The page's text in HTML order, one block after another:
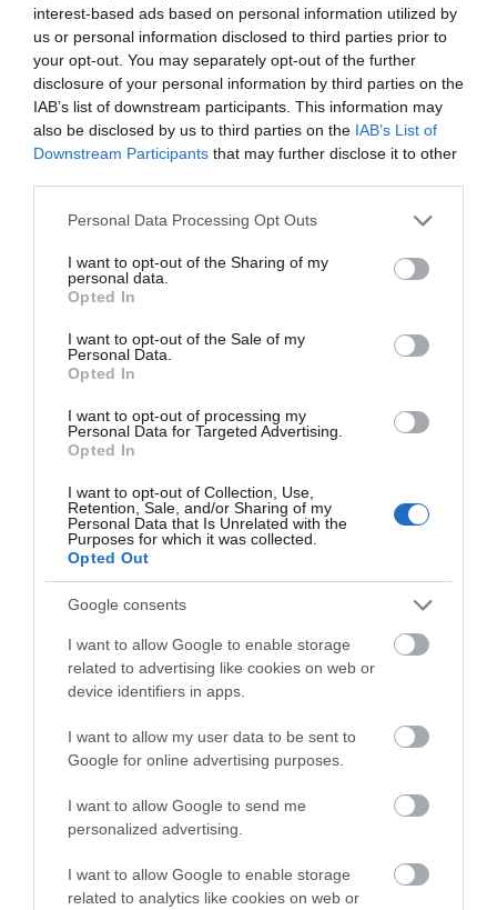
interest-based ads based on personal information utilized by
us or personal information disclosed to third parties prior to
your opt-out. You may separately opt-out of the further
disclosure of your personal information by third parties on the
IAB’s list of downstream participants. This information may
also be disclosed by us to third parties on the IAB’s List of
Downstream Participants that may further disclose it to other
Please note that this website/app uses one or more Google
not limited to your visit or usage behaviour. You may click to
grant or deny consent to Google and its third-party tags to
use your data for below specified purposes in below Google
consent section.
Personal Data Processing Opt Outs
I want to opt-out of the Sharing of my
personal data.
Opted In
I want to opt-out of the Sale of my
Personal Data.
Opted In
I want to opt-out of processing my
Personal Data for Targeted Advertising.
Opted In
I want to opt-out of Collection, Use,
Retention, Sale, and/or Sharing of my
Personal Data that Is Unrelated with the
Purposes for which it was collected.
Opted Out
Google consents
I want to allow Google to enable storage
related to advertising like cookies on web or
device identifiers in apps.
I want to allow my user data to be sent to
Google for online advertising purposes.
I want to allow Google to send me
personalized advertising.
I want to allow Google to enable storage
related to analytics like cookies on web or
08.08.2026 | 10:20
Χωρίς Internet τώρα αυτό το
χωριό της Εύβοιας
08.08.2026 | 10:00
Εύβοια: Διακοπή ρεύματος αύριο
08.08.2026 | 09:40
Άρχισε τις διακοπές ο
σε γνωστό στέκι
08.08.2026 | 09:20
Συγκίνηση και βαθιά πίστη στην
Εύβοια! Τίμησαν τον Όσιο Ιωάννη
του Ρώσσο για το θαύμα της
08.08.2026 | 09:00
Εορτολόγιο: Ποιοι γιορτάζουν
σήμερα, Σάββατο 8 Αυγούστου
08.08.2026 | 08:40
Κρίση στο κόμμα
Καρυστιανού: Δύο
αποχωρούν
κλειστό σύστημα
αποφάσεων
Κωνσταντοπούλου από
τη Βοιωτία: Αυτό που
ατύχημα, είναι
συνεχιζόμενο
Στην ΑΑΔΕ ο
Μητσοτάκης για το
myAGRO – Τι δήλωσε
Φωτιά στη Δυτική
Αττική: Αυτά είναι τα
μέτρα ενίσχυσης των